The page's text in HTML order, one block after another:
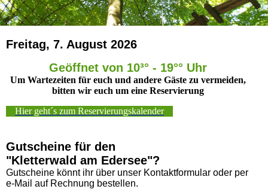
Freitag, 7. August 2026
Geöffnet von 10³° - 19°° Uhr
Um Wartezeiten für euch und andere Gäste zu vermeiden,
bitten wir euch um eine Reservierung
Hier geht´s zum Reservierungskalender
Gutscheine für den
"Kletterwald am Edersee"?
Gutscheine könnt ihr über unser Kontaktformular oder per
e-Mail auf Rechnung bestellen.